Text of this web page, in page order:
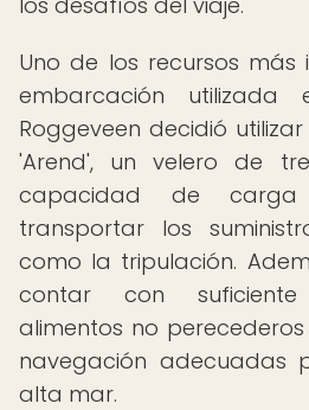
Uno de los recursos
embarcación utilizada
Roggeveen decidió
'Arend', un velero de
capacidad de carga
transportar los
como la tripulación.
contar con
alimentos no
navegación adecuadas
alta mar.